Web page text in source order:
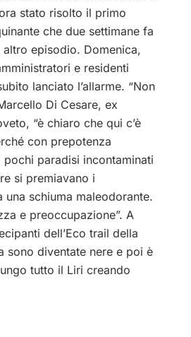
stato risolto il primo
che due settimane fa
episodio. Domenica,
e residenti
lanciato l’allarme. “Non
Di Cesare, ex
“è chiaro che qui c’è
con prepotenza
paradisi incontaminati
si premiavano i
schiuma maleodorante.
e preoccupazione”. A
dell’Eco trail della
sono diventate nere e poi è
tutto il Liri creando